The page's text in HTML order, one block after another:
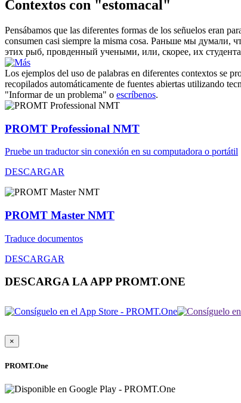
Contextos con "estomacal"
Pensábamos que las diferentes formas de los señuelos eran
consumen casi siempre la misma cosa. Раньше мы думали,
этих рыб, провденный учеными, или, скорее, их
Los ejemplos del uso de palabras en diferentes contextos se
recopilados automáticamente de fuentes abiertas utilizando
"Informar de un problema" o escríbenos.
PROMT Professional NMT
Pruebe un traductor sin conexión en su computadora o portátil
DESCARGAR
PROMT Master NMT
Traduce documentos
DESCARGAR
DESCARGA LA APP PROMT.ONE
×
PROMT.One